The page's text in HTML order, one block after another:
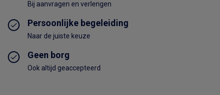
Bij aanvragen en verlengen
Persoonlijke begeleiding
Naar de juiste keuze
Geen borg
Ook altijd geaccepteerd